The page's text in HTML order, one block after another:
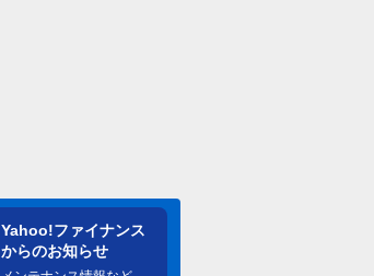
Yahoo!ファイナンス
からのお知らせ